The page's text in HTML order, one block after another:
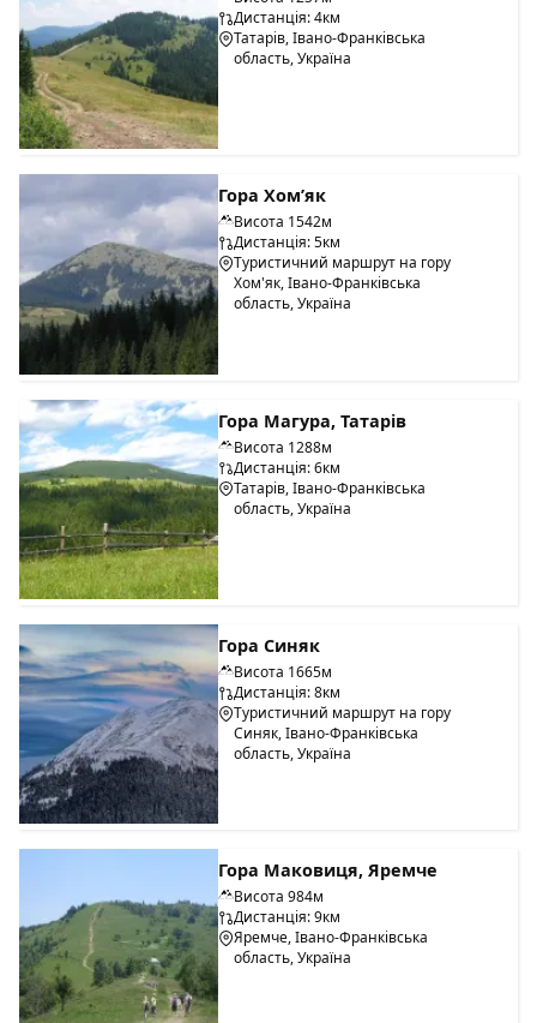
Дистанція: 4км
Татарів, Івано-Франківська
область, Україна
Гора Хом’як
Висота 1542м
Дистанція: 5км
Туристичний маршрут на гору
Хом'як, Івано-Франківська
область, Україна
Гора Магура, Татарів
Висота 1288м
Дистанція: 6км
Татарів, Івано-Франківська
область, Україна
Гора Синяк
Висота 1665м
Дистанція: 8км
Туристичний маршрут на гору
Синяк, Івано-Франківська
область, Україна
Гора Маковиця, Яремче
Висота 984м
Дистанція: 9км
Яремче, Івано-Франківська
область, Україна